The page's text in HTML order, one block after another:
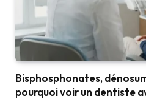
Bisphosphonates,
pourquoi voir un dentiste